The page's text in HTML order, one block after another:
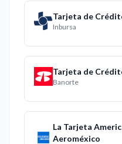
Tarjeta de
Inbursa
Tarjeta de
Banorte
La Tarjeta
Aeroméxico